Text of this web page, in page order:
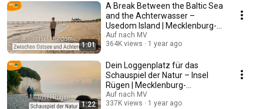
1:01
A Break Between the Baltic Sea
and the Achterwasser –
Usedom Island | Mecklenburg-
Western Pomerania
Auf nach MV
364K views
1 year ago
1:22
Dein Loggenplatz für das
Schauspiel der Natur – Insel
Rügen | Mecklenburg-
Vorpommern
Auf nach MV
337K views
1 year ago